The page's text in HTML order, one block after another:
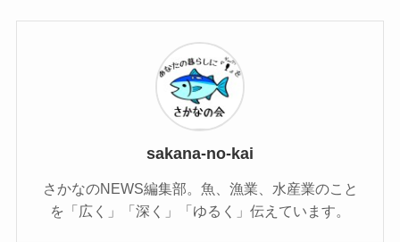
sakana-no-kai
さかなのNEWS編集部。魚、漁業、水産業のこと
を「広く」「深く」「ゆるく」伝えています。